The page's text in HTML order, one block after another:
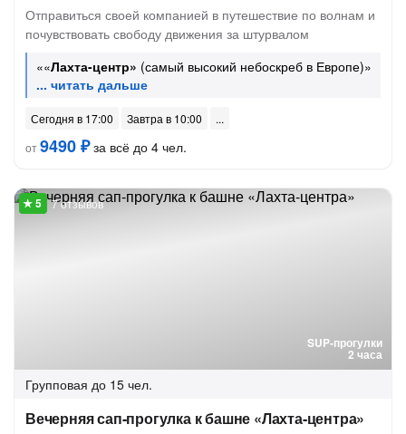
Отправиться своей компанией в путешествие по волнам и
почувствовать свободу движения за штурвалом
««Лахта-центр» (самый высокий небоскреб в Европе)»
Сегодня в 17:00
Завтра в 10:00
от9490 ₽за всё до 4 чел.
SUP-прогулки
2 часа
7 отзывов
Групповая до 15 чел.
Вечерняя сап-прогулка к башне «Лахта-центра»